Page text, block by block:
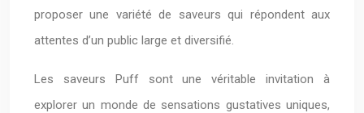
proposer une variété de saveurs qui répondent aux
attentes d’un public large et diversifié.
Les saveurs Puff sont une véritable invitation à
explorer un monde de sensations gustatives uniques,